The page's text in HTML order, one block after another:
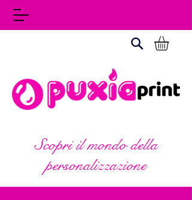
Scopri il mondo della
personalizzazione